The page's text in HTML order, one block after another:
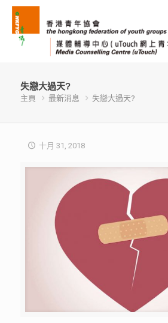
失戀大過天?
主頁 最新消息 失戀大過天?
十月 31, 2018